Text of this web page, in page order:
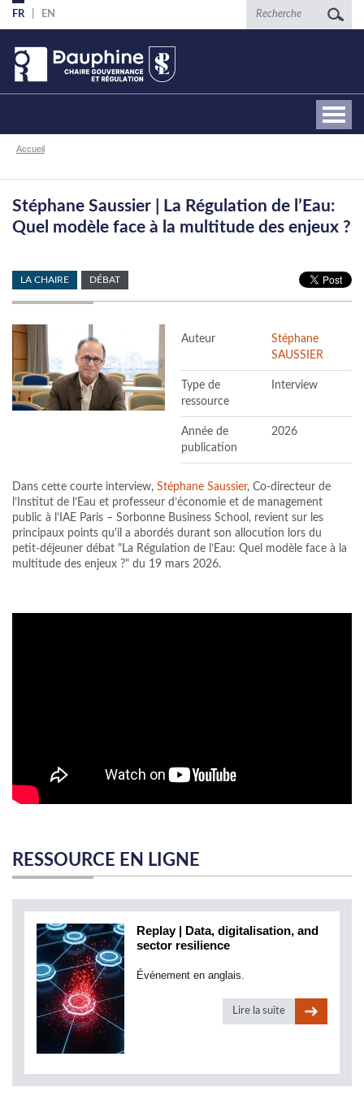
Aller
au
contenu
principal
FR EN Recherche
Fil
Accueil
Stéphane Saussier | La Régulation de l’Eau:
Quel modèle face à la multitude des enjeux ?
LA CHAIRE DÉBAT
Auteur
Stéphane
SAUSSIER
Type de
ressource
Interview
Année de
publication
2026
Dans cette courte interview, Stéphane Saussier, Co-directeur de
l’Institut de l’Eau et professeur d’économie et de management
public à l’IAE Paris – Sorbonne Business School, revient sur les
principaux points qu'il a abordés durant son allocution lors du
petit-déjeuner débat "La Régulation de l’Eau: Quel modèle face à la
multitude des enjeux ?" du 19 mars 2026.
RESSOURCE EN LIGNE
Replay | Data, digitalisation, and
sector resilience
Événement en anglais.
Lire la suite